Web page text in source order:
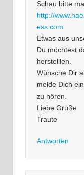
Schau bitte
http://
ess.com
Etwas aus
Du möchtest
herstelllen.
Wünsche Dir
melde Dich
zu hören.
Liebe Grüße
Traute
Antworten